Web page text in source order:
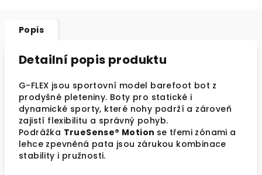
Popis
Detailní popis produktu
G-FLEX jsou sportovní model barefoot bot z
prodyšné pleteniny. Boty pro statické i
dynamické sporty, které nohy podrží a zároveň
zajistí flexibilitu a správný pohyb.
Podrážka TrueSense® Motion se třemi zónami a
lehce zpevněná pata jsou zárukou kombinace
stability i pružnosti.